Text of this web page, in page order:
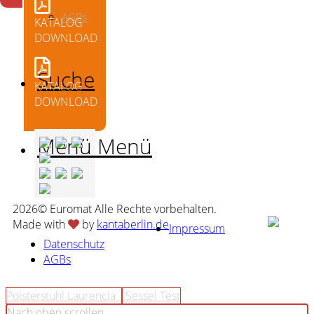
AGBs
Suche
Menü Menü
KATALOG
DOWNLOAD
KATALOG
DOWNLOAD
2026© Euromat Alle Rechte vorbehalten.
Made with
bykantaberlin.deImpressum
Datenschutz
AGBs
Polsterstuhl Laurencia
Sessel Test